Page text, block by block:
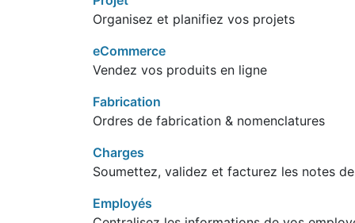
Organisez et planifiez vos projets
eCommerce
Vendez vos produits en ligne
Fabrication
Ordres de fabrication & nomenclatures
Charges
Soumettez, validez et facturez les notes
Employés